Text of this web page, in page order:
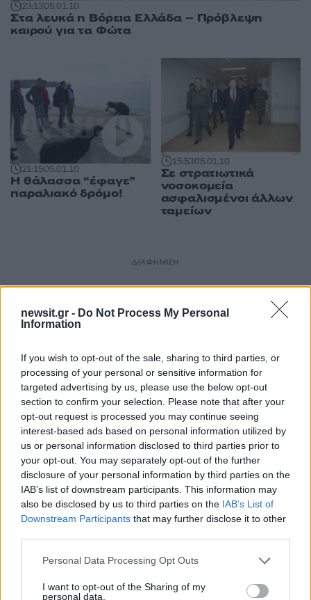
newsit.gr - Do Not Process My Personal
Information
If you wish to opt-out of the sale, sharing to third parties, or
processing of your personal or sensitive information for
targeted advertising by us, please use the below opt-out
section to confirm your selection. Please note that after your
opt-out request is processed you may continue seeing
interest-based ads based on personal information utilized by
us or personal information disclosed to third parties prior to
your opt-out. You may separately opt-out of the further
disclosure of your personal information by third parties on the
IAB’s list of downstream participants. This information may
also be disclosed by us to third parties on the IAB’s List of
Downstream Participants that may further disclose it to other
Please note that this website/app uses one or more Google
not limited to your visit or usage behaviour. You may click to
Personal Data Processing Opt Outs
I want to opt-out of the Sharing of my
personal data.
23:1305.01.10
Στα λευκά η Βόρεια Ελλάδα – Πρόβλεψη
καιρού για τα Φώτα
21:1505.01.10
Η θάλασσα “έφαγε”
παραλιακό δρόμο!
15:5305.01.10
Σε στρατιωτικά
νοσοκομεία
ασφαλισμένοι άλλων
ταμείων
ΔΙΑΦΗΜΙΣΗ